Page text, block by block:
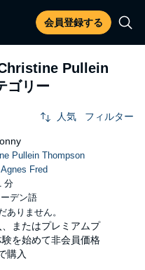
会員登録する
Pullein
ゴリー
人気 フィルター
Pullein Thompson
Agnes Fred
分
デン語
ありません。
、またはプレミアムプ
を始めて非会員価格
購入